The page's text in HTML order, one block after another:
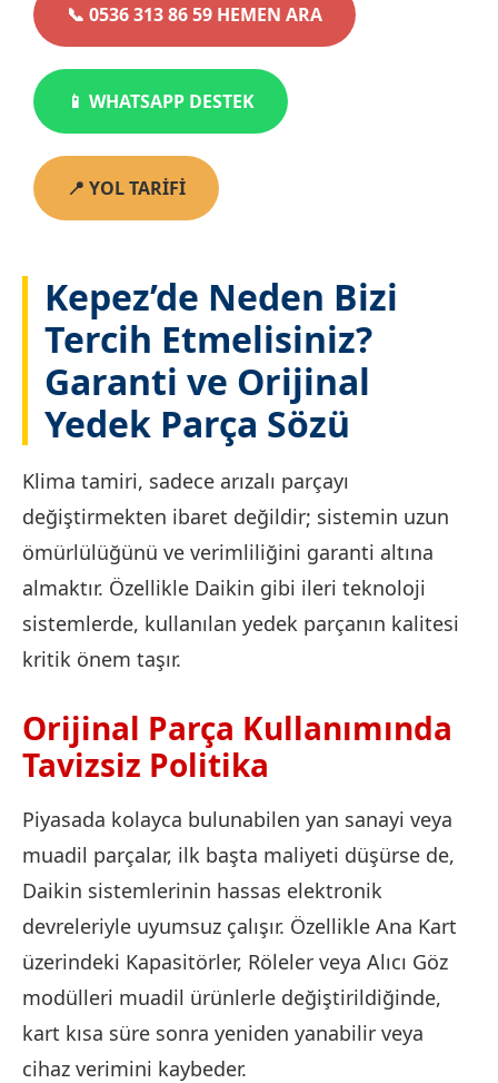
📞 0536 313 86 59 HEMEN ARA
📱 WHATSAPP DESTEK
📍 YOL TARİFİ
Kepez’de Neden Bizi
Tercih Etmelisiniz?
Garanti ve Orijinal
Yedek Parça Sözü
Klima tamiri, sadece arızalı parçayı
değiştirmekten ibaret değildir; sistemin uzun
ömürlülüğünü ve verimliliğini garanti altına
almaktır. Özellikle Daikin gibi ileri teknoloji
sistemlerde, kullanılan yedek parçanın kalitesi
kritik önem taşır.
Orijinal Parça Kullanımında
Tavizsiz Politika
Piyasada kolayca bulunabilen yan sanayi veya
muadil parçalar, ilk başta maliyeti düşürse de,
Daikin sistemlerinin hassas elektronik
devreleriyle uyumsuz çalışır. Özellikle Ana Kart
üzerindeki Kapasitörler, Röleler veya Alıcı Göz
modülleri muadil ürünlerle değiştirildiğinde,
kart kısa süre sonra yeniden yanabilir veya
cihaz verimini kaybeder.